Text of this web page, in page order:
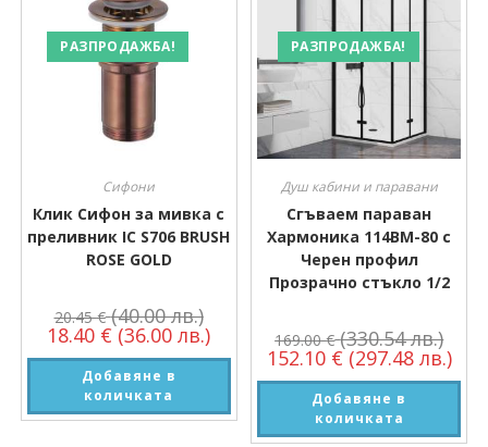
РАЗПРОДАЖБА!
Сифони
Клик Сифон за мивка с
преливник IC S706 BRUSH
ROSE GOLD
20.45€ (40.00 лв.)
18.40 € (36.00 лв.)
Добавяне в
количката
РАЗПРОДАЖБА!
Душ кабини и паравани
Сгъваем параван
Хармоника 114BM-80 с
Черен профил
Прозрачно стъкло 1/2
169.00€ (330.54 лв.)
152.10 € (297.48 лв.)
Добавяне в
количката